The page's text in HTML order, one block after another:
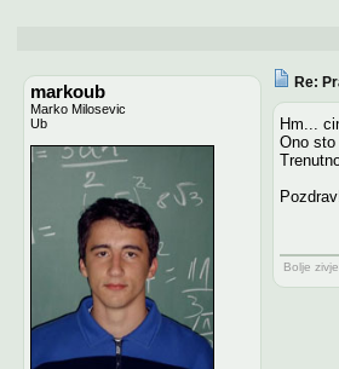
markoub
Marko Milosevic
Ub
Re:
Hm...
Ono sto
Bolje